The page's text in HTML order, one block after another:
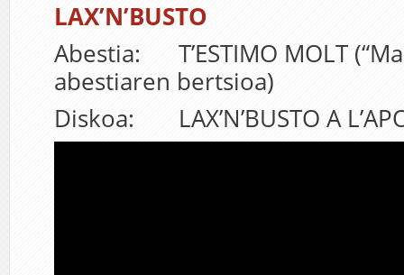
LAX’N’BUSTO
Abestia: T’ESTIMO MOLT
abestiaren bertsioa)
Diskoa: LAX’N’BUSTO A